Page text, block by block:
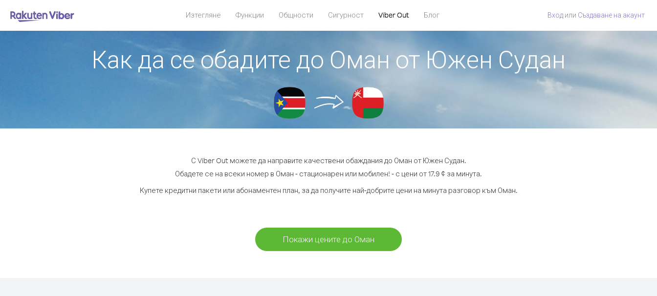
Изтегляне Функции Общности Сигурност Viber Out Блог Вход или Създаване на акаунт
Как да се обадите до Оман от Южен Судан
С Viber Out можете да направите качествени обаждания до Оман от Южен Судан.
Обадете се на всеки номер в Оман - стационарен или мобилен! - с цени от 17.9 ¢ за минута.
Купете кредитни пакети или абонаментен план, за да получите най-добрите цени на минута разговор към Оман.
Покажи цените до Оман